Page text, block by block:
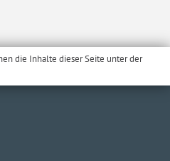
die Inhalte dieser Seite unter der